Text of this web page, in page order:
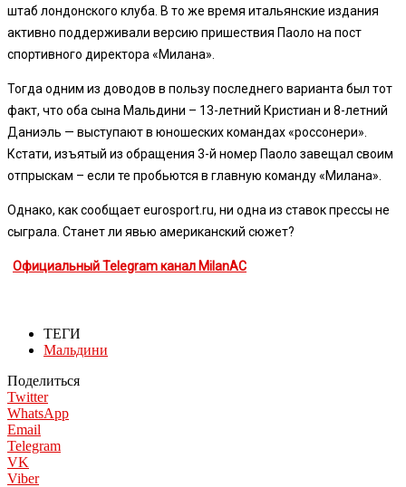
штаб лондонского клуба. В то же время итальянские издания
активно поддерживали версию пришествия Паоло на пост
спортивного директора «Милана».
Тогда одним из доводов в пользу последнего варианта был тот
факт, что оба сына Мальдини – 13-летний Кристиан и 8-летний
Даниэль — выступают в юношеских командах «россонери».
Кстати, изъятый из обращения 3-й номер Паоло завещал своим
отпрыскам – если те пробьются в главную команду «Милана».
Однако, как сообщает eurosport.ru, ни одна из ставок прессы не
сыграла. Станет ли явью американский сюжет?
Официальный Telegram канал MilanAC
ТЕГИ
Мальдини
Поделиться
Twitter
WhatsApp
Email
Telegram
VK
Viber